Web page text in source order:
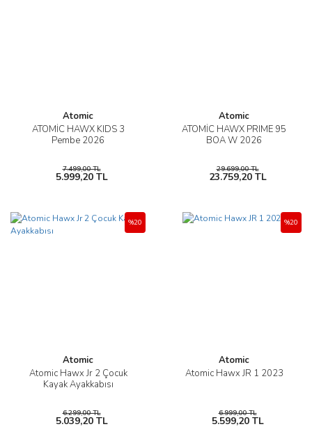
Atomic
ATOMİC HAWX KIDS 3
Pembe 2026
7.499,00 TL
5.999,20 TL
Atomic
ATOMİC HAWX PRIME 95
BOA W 2026
29.699,00 TL
23.759,20 TL
Atomic
Atomic Hawx Jr 2 Çocuk
Kayak Ayakkabısı
%20
6.299,00 TL
5.039,20 TL
Atomic
Atomic Hawx JR 1 2023
%20
6.999,00 TL
5.599,20 TL